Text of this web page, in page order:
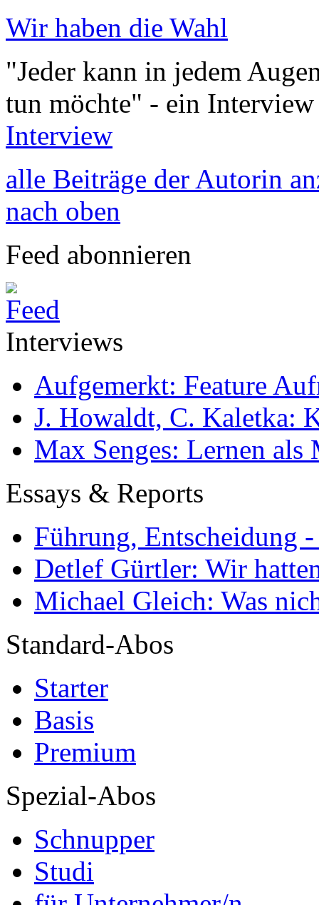
Wir haben die Wahl
"Jeder kann in jedem
tun möchte" - ein
Interview
alle Beiträge der Autorin
nach oben
Feed abonnieren
Interviews
Aufgemerkt: Feature
J. Howaldt, C. Kaletka:
Max Senges: Lernen als
Essays & Reports
Führung, Entscheidung
Detlef Gürtler: Wir
Michael Gleich: Was
Standard-Abos
Starter
Basis
Premium
Spezial-Abos
Schnupper
Studi